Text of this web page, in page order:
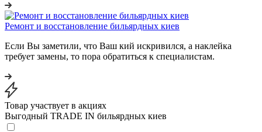
Ремонт и восстановление бильярдных киев
Если Вы заметили, что Ваш кий искривился, а наклейка
требует замены, то пора обратиться к специалистам.
Товар участвует в акциях
Выгодный TRADE IN бильярдных киев